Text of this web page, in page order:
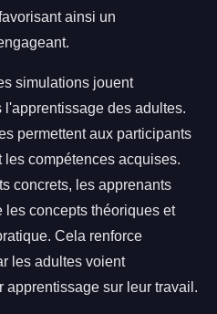
ainsi un
simulations jouent
des adultes.
permettent aux participants
compétences acquises.
concrets, les apprenants
les concepts théoriques et
Cela renforce
les adultes voient
apprentissage sur leur travail.